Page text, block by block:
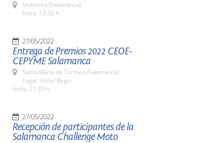
Ledesma (Salamanca)
Hora: 12:30 h.
27/05/2022
Entrega de Premios 2022 CEOE-
CEPYME Salamanca
Santa Marta de Tormes (Salamanca)
Lugar: Hotel Regio
Hora: 21:30 h.
27/05/2022
Recepción de participantes de la
Salamanca Challenge Moto